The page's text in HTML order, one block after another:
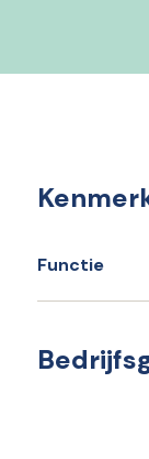
Functie